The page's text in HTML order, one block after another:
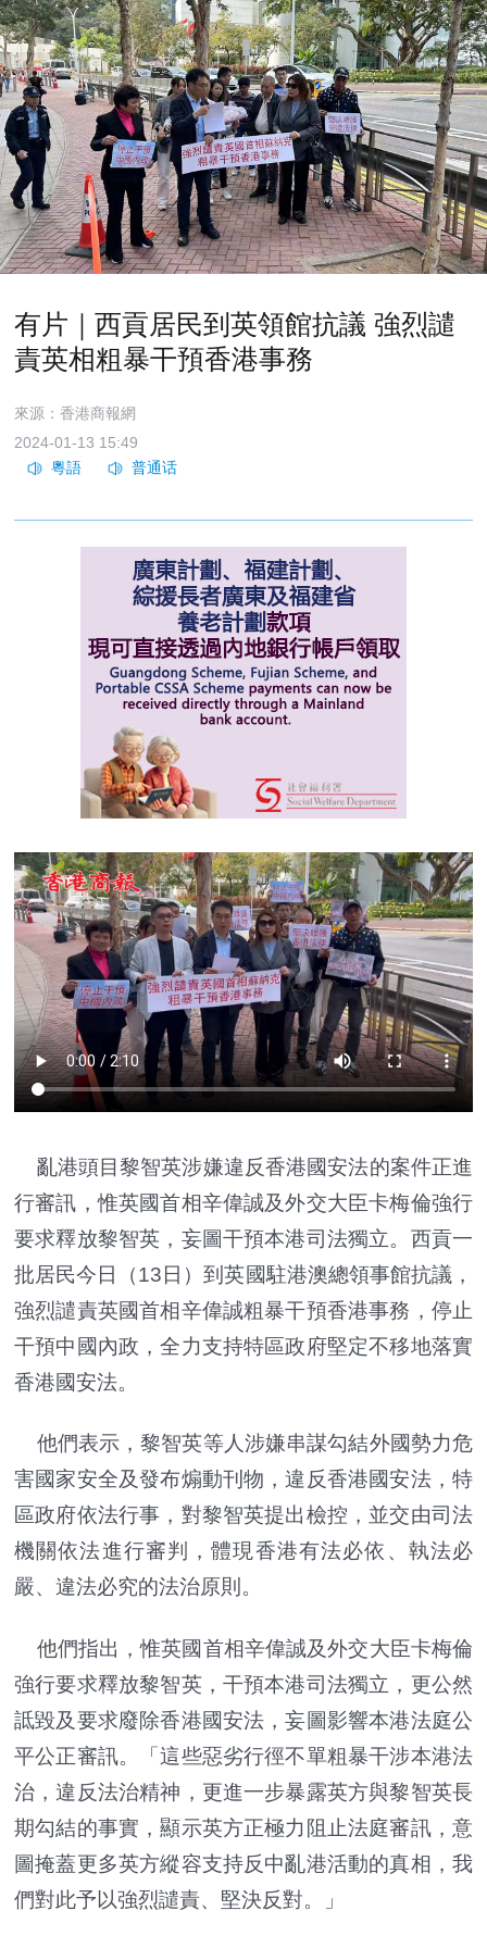
有片｜西貢居民到英領館抗議 強烈譴
責英相粗暴干預香港事務
來源：香港商報網
2024-01-13 15:49
亂港頭目黎智英涉嫌違反香港國安法的案件正進
行審訊，惟英國首相辛偉誠及外交大臣卡梅倫強行
要求釋放黎智英，妄圖干預本港司法獨立。西貢一
批居民今日（13日）到英國駐港澳總領事館抗議，
強烈譴責英國首相辛偉誠粗暴干預香港事務，停止
干預中國內政，全力支持特區政府堅定不移地落實
香港國安法。
他們表示，黎智英等人涉嫌串謀勾結外國勢力危
害國家安全及發布煽動刊物，違反香港國安法，特
區政府依法行事，對黎智英提出檢控，並交由司法
機關依法進行審判，體現香港有法必依、執法必
嚴、違法必究的法治原則。
他們指出，惟英國首相辛偉誠及外交大臣卡梅倫
強行要求釋放黎智英，干預本港司法獨立，更公然
詆毀及要求廢除香港國安法，妄圖影響本港法庭公
平公正審訊。「這些惡劣行徑不單粗暴干涉本港法
治，違反法治精神，更進一步暴露英方與黎智英長
期勾結的事實，顯示英方正極力阻止法庭審訊，意
圖掩蓋更多英方縱容支持反中亂港活動的真相，我
們對此予以強烈譴責、堅決反對。」